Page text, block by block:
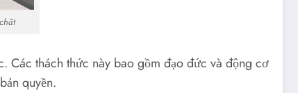
Các thách thức này bao gồm đạo đức và động cơ
quyền.